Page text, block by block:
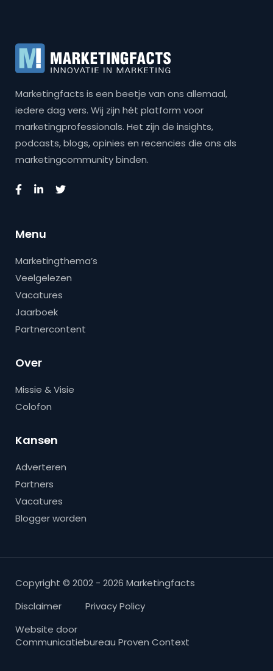
Marketingfacts is een beetje van ons allemaal,
iedere dag vers. Wij zijn hét platform voor
marketingprofessionals. Het zijn de insights,
podcasts, blogs, opinies en recencies die ons als
marketingcommunity binden.
Menu
Marketingthema’s
Veelgelezen
Vacatures
Jaarboek
Partnercontent
Over
Missie & Visie
Colofon
Kansen
Adverteren
Partners
Vacatures
Blogger worden
Copyright © 2002 - 2026 Marketingfacts
Disclaimer
Privacy Policy
Website door
Communicatiebureau Proven Context